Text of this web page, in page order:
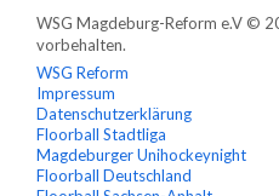
WSG Magdeburg-Reform e.V ©
vorbehalten.
WSG Reform
Impressum
Datenschutzerklärung
Floorball Stadtliga
Magdeburger Unihockeynight
Floorball Deutschland